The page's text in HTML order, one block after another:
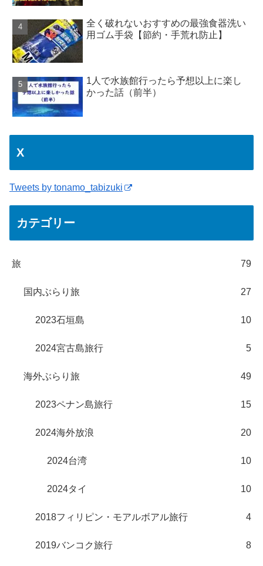
全く破れないおすすめの最強食器洗い
用ゴム手袋【節約・手荒れ防止】
1人で水族館行ったら予想以上に楽し
かった話（前半）
X
Tweets by tonamo_tabizuki
カテゴリー
旅 79
国内ぶらり旅 27
2023石垣島 10
2024宮古島旅行 5
海外ぶらり旅 49
2023ペナン島旅行 15
2024海外放浪 20
2024台湾 10
2024タイ 10
2018フィリピン・モアルボアル旅行 4
2019バンコク旅行 8